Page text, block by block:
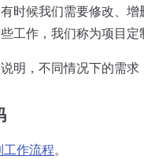
时候我们需要修改、
工作，我们称为项目定
明，不同情况下的需求
工作流程。